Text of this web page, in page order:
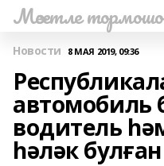
Мәсетле тормошо
Новости 8 МАЯ 2019, 09:36
автомобиль
водитель
һәләк булған